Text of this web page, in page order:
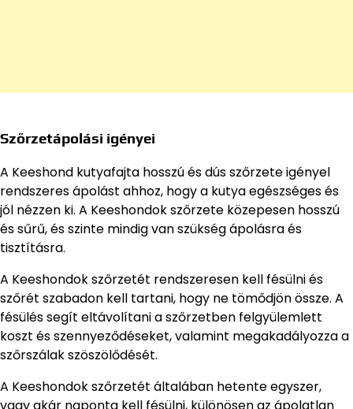
Szőrzetápolási igényei
A Keeshond kutyafajta hosszú és dús szőrzete igényel
rendszeres ápolást ahhoz, hogy a kutya egészséges és
jól nézzen ki. A Keeshondok szőrzete közepesen hosszú
és sűrű, és szinte mindig van szükség ápolásra és
tisztításra.
A Keeshondok szőrzetét rendszeresen kell fésülni és
szőrét szabadon kell tartani, hogy ne tömődjön össze. A
fésülés segít eltávolítani a szőrzetben felgyülemlett
koszt és szennyeződéseket, valamint megakadályozza a
szőrszálak szöszölődését.
A Keeshondok szőrzetét általában hetente egyszer,